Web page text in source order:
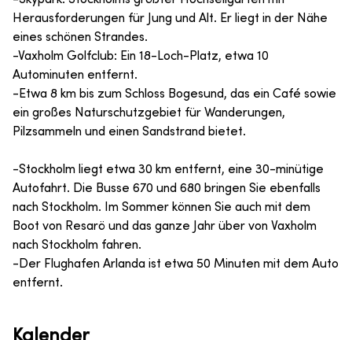
Herausforderungen für Jung und Alt. Er liegt in der Nähe
eines schönen Strandes.
-Vaxholm Golfclub: Ein 18-Loch-Platz, etwa 10
Autominuten entfernt.
-Etwa 8 km bis zum Schloss Bogesund, das ein Café sowie
ein großes Naturschutzgebiet für Wanderungen,
Pilzsammeln und einen Sandstrand bietet.
-Stockholm liegt etwa 30 km entfernt, eine 30-minütige
Autofahrt. Die Busse 670 und 680 bringen Sie ebenfalls
nach Stockholm. Im Sommer können Sie auch mit dem
Boot von Resarö und das ganze Jahr über von Vaxholm
nach Stockholm fahren.
-Der Flughafen Arlanda ist etwa 50 Minuten mit dem Auto
entfernt.